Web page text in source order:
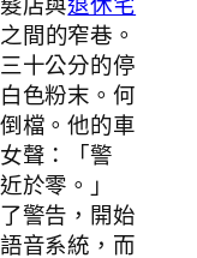
間的窄巷。
十公分的停
色粉末。何
檔。他的車
聲：「警
於零。」
警告，開始
音系統，而